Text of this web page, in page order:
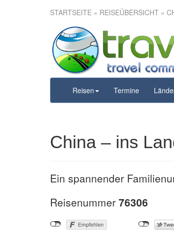
STARTSEITE » REISEÜBERSICHT »
Reisen Termine
China – ins
Ein spannender
Reisenummer 76306